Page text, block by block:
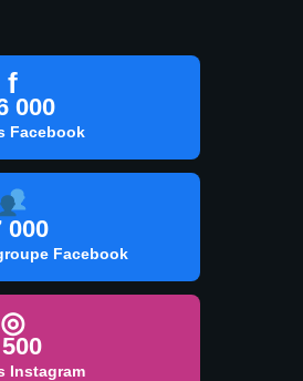
f
000
Facebook
000
Facebook
◎
Instagram